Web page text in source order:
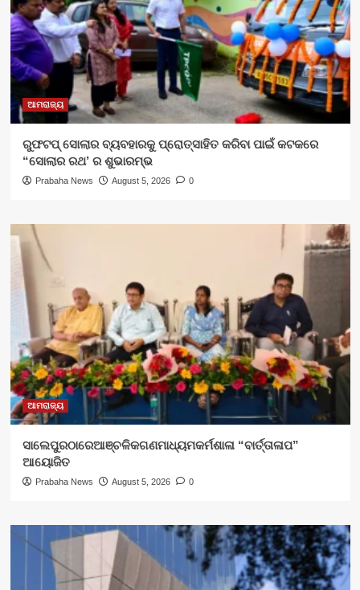
ଆମରାଜ୍ୟ
ରୁଫଟପ୍ ସୋଲାର ବ୍ୟବହାରକୁ ପ୍ରୋତ୍ସାହିତ କରିବା ପାଇଁ କଟକରେ
“ସୋଲାର ରଥ’ ର ଶୁଭାରମ୍ଭ
Prabaha News August 5, 2026 0
ଆମରାଜ୍ୟ
ସାଲେପୁରଠାରେଆଞ୍ଚଳିକଗଣମାଧ୍ୟମକର୍ମଶାଳା “ବାର୍ତ୍ତାଳାପ”
ଆୟୋଜିତ
Prabaha News August 5, 2026 0